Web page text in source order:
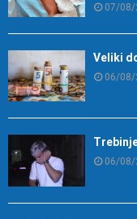
07/08/
Veliki
06/08/
06/08/